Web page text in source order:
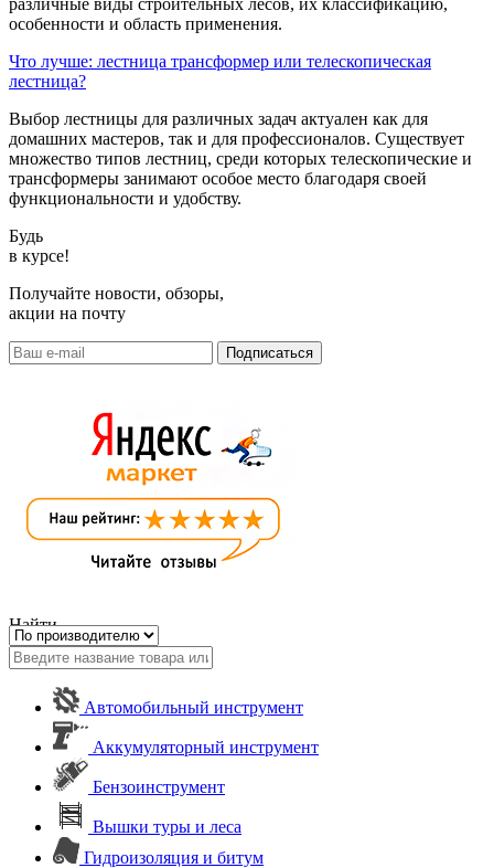
различные виды строительных лесов, их классификацию,
особенности и область применения.
Что лучше: лестница трансформер или телескопическая
лестница?
Выбор лестницы для различных задач актуален как для
домашних мастеров, так и для профессионалов. Существует
множество типов лестниц, среди которых телескопические и
трансформеры занимают особое место благодаря своей
функциональности и удобству.
Будь
в курсе!
Получайте новости, обзоры,
акции на почту
Найти
Автомобильный инструмент
Аккумуляторный инструмент
Бензоинструмент
Вышки туры и леса
Гидроизоляция и битум